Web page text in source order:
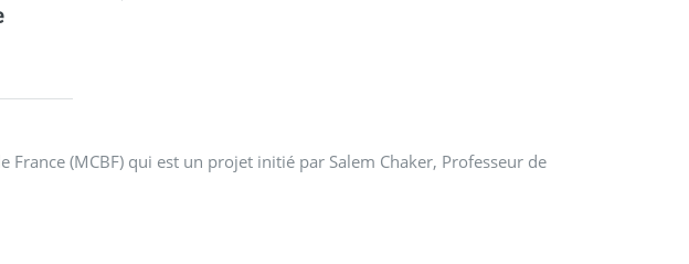
France (MCBF) qui est un projet initié par Salem Chaker, Professeur de